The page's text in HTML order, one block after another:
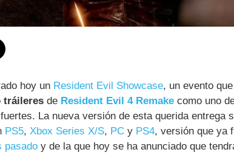
hoy un Resident Evil Showcase, un evento
tráileres de Resident Evil 4 Remake como uno
La nueva versión de esta querida entrega
PS5, Xbox Series X/S, PC y PS4, versión que ya
pasado y de la que hoy se ha anunciado que